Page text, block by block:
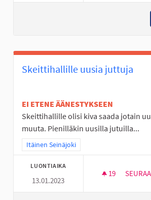
Skeittihallille uusia juttuja
EI ETENE ÄÄNESTYKSEEN
Skeittihallille olisi kiva saada jotain
muuta. Pienilläkin uusilla jutuilla...
Rajaa tulokset teeman mukaan: Itäinen
Itäinen Seinäjoki
LUONTIAIKA
13.01.2023
19 19
SEURAA